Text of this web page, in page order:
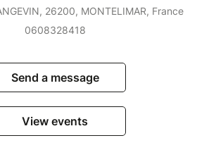
26200, MONTELIMAR, France
0608328418
Send a message
View events